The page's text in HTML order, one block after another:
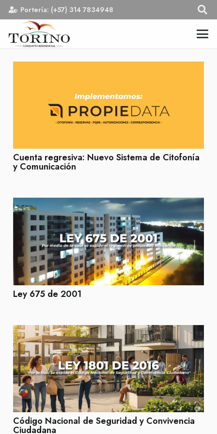
Portería: (+57) 314 7834948
Cuenta regresiva: Nuevo Sistema de Citofonía
y Comunicación
Ley 675 de 2001
Código Nacional de Seguridad y Convivencia
Ciudadana